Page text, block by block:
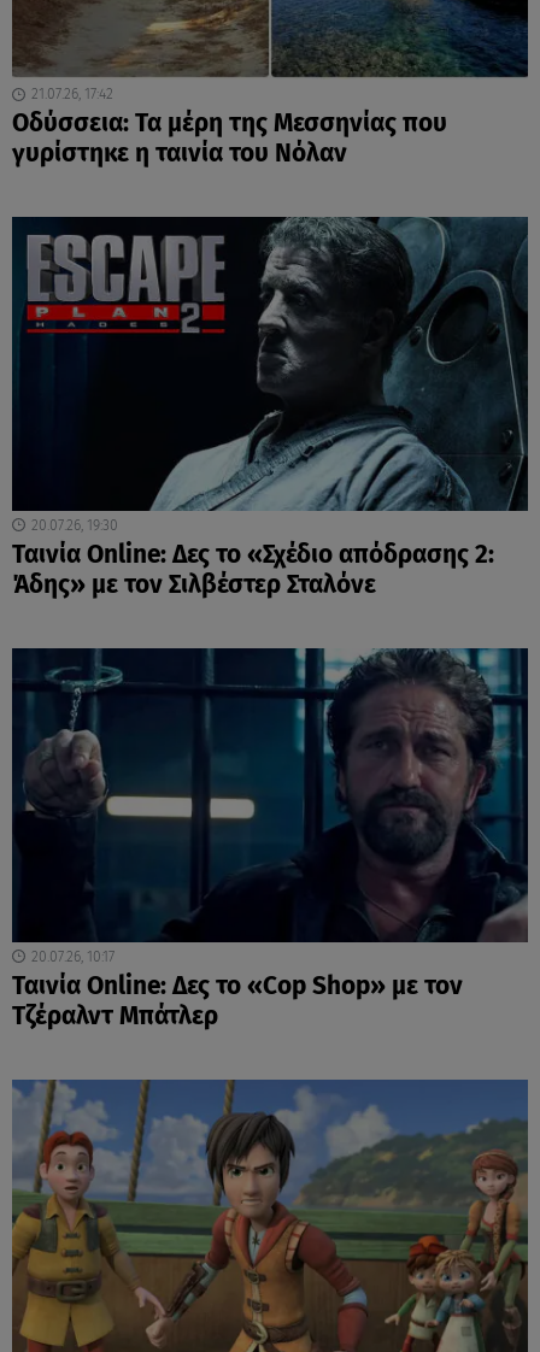
21.07.26, 17:42
Οδύσσεια: Τα μέρη της Μεσσηνίας που
γυρίστηκε η ταινία του Νόλαν
20.07.26, 19:30
Ταινία Online: Δες το «Σχέδιο απόδρασης 2:
Άδης» με τον Σιλβέστερ Σταλόνε
20.07.26, 10:17
Ταινία Online: Δες το «Cop Shop» με τον
Τζέραλντ Μπάτλερ